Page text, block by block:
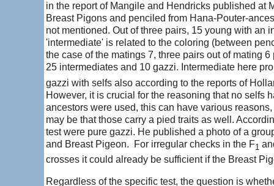
in the report of Mangile and Hendricks published
Breast Pigons and penciled from Hana-Pouter-
not mentioned. Out of three pairs, 15 young with an
'intermediate' is related to the coloring (between
the case of the matings 7, three pairs out of mating
25 intermediates and 10 gazzi. Intermediate here
gazzi with selfs also according to the reports of
However, it is crucial for the reasoning that no selfs
ancestors were used, this can have various
may be that those carry a pied traits as well.
test were pure gazzi. He published a photo of a
and Breast Pigeon. For irregular checks in the F1
crosses it could already be sufficient if the Breast
Regardless of the specific test, the question is